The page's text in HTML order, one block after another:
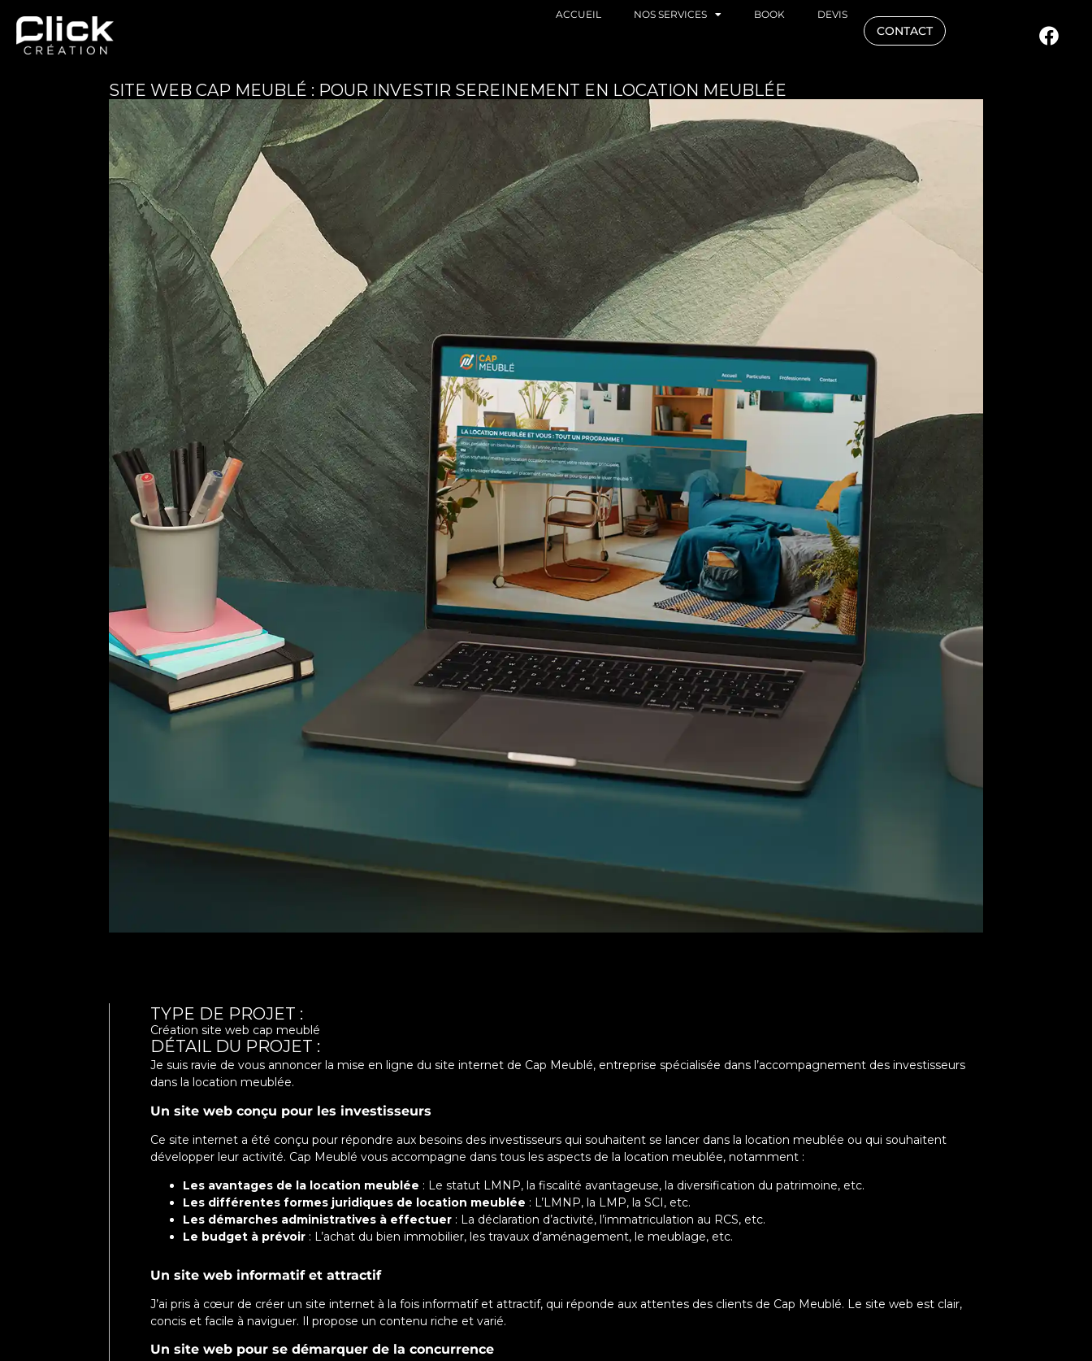
ACCUEIL NOS SERVICES BOOK DEVIS
CONTACT
SITE WEB CAP MEUBLÉ : POUR INVESTIR SEREINEMENT EN LOCATION MEUBLÉE
TYPE DE PROJET :
Création site web cap meublé
DÉTAIL DU PROJET :
Je suis ravie de vous annoncer la mise en ligne du site internet de Cap Meublé, entreprise spécialisée dans l’accompagnement des investisseurs
dans la location meublée.
Un site web conçu pour les investisseurs
Ce site internet a été conçu pour répondre aux besoins des investisseurs qui souhaitent se lancer dans la location meublée ou qui souhaitent
développer leur activité. Cap Meublé vous accompagne dans tous les aspects de la location meublée, notamment :
Les avantages de la location meublée : Le statut LMNP, la fiscalité avantageuse, la diversification du patrimoine, etc.
Les différentes formes juridiques de location meublée : L’LMNP, la LMP, la SCI, etc.
Les démarches administratives à effectuer : La déclaration d’activité, l’immatriculation au RCS, etc.
Le budget à prévoir : L’achat du bien immobilier, les travaux d’aménagement, le meublage, etc.
Un site web informatif et attractif
J’ai pris à cœur de créer un site internet à la fois informatif et attractif, qui réponde aux attentes des clients de Cap Meublé. Le site web est clair,
concis et facile à naviguer. Il propose un contenu riche et varié.
Un site web pour se démarquer de la concurrence